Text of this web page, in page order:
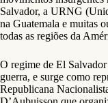
Salvador, a URNG
na Guatemala e muitas
todas as regiões da
O regime de El
guerra, e surge como
Republicana